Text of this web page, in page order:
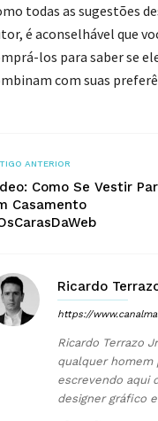
todas as sugestões
é aconselhável que
los para saber se
com suas
ANTERIOR
Como Se Vestir
Casamento
Ricardo
https://
Ricardo Terrazo
qualquer homem
escrevendo aqui
designer gráfico